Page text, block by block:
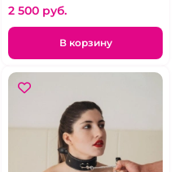
2 500 pуб.
В корзину